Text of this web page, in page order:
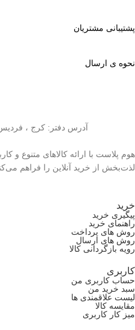
پشتیبانی مشتریان
نحوه ی ارسال
آدرس دفتر: کرج ، فردیس | 7 روز هفته، 24
هوم پلاست با ارائه کالاهای متنوع و
لذت‌بخش از خرید آنلاین را فراهم
خرید
پیگیری خرید
راهنمای خرید
روش های پرداخت
روش های ارسال
رویه بازگردانی کالا
کاربری
حساب کاربری من
سبد خرید من
لیست علاقمندی ها
مقایسه کالا
میز کار کاربری